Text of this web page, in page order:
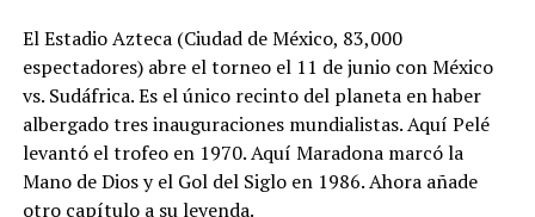
El Estadio Azteca (Ciudad de México, 83,000
espectadores) abre el torneo el 11 de junio con México
vs. Sudáfrica. Es el único recinto del planeta en haber
albergado tres inauguraciones mundialistas. Aquí Pelé
levantó el trofeo en 1970. Aquí Maradona marcó la
Mano de Dios y el Gol del Siglo en 1986. Ahora añade
otro capítulo a su leyenda.